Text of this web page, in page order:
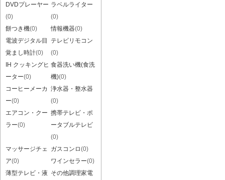
DVDプレーヤー
(0)
ラベルライター
(0)
餅つき機(0) 情報機器(0)
電波デジタル目
覚まし時計(0)
テレビリモコン
(0)
IH クッキングヒ
ーター(0)
食器洗い機(食洗
機)(0)
コーヒーメーカ
ー(0)
浄水器・整水器
(0)
エアコン・クー
ラー(0)
携帯テレビ・ポ
ータブルテレビ
(0)
マッサージチェ
ア(0)
ガスコンロ(0)
ワインセラー(0)
薄型テレビ・液 その他調理家電